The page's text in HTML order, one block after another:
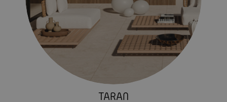
TARAN